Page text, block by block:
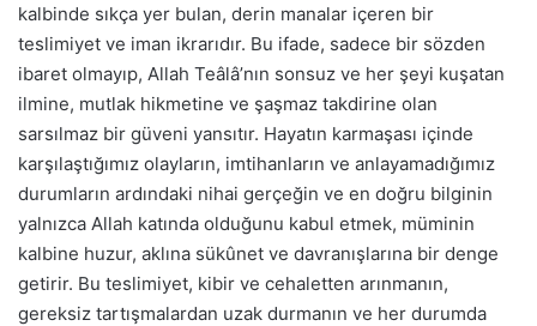
kalbinde sıkça yer bulan, derin manalar içeren bir
teslimiyet ve iman ikrarıdır. Bu ifade, sadece bir sözden
ibaret olmayıp, Allah Teâlâ’nın sonsuz ve her şeyi kuşatan
ilmine, mutlak hikmetine ve şaşmaz takdirine olan
sarsılmaz bir güveni yansıtır. Hayatın karmaşası içinde
karşılaştığımız olayların, imtihanların ve anlayamadığımız
durumların ardındaki nihai gerçeğin ve en doğru bilginin
yalnızca Allah katında olduğunu kabul etmek, müminin
kalbine huzur, aklına sükûnet ve davranışlarına bir denge
getirir. Bu teslimiyet, kibir ve cehaletten arınmanın,
gereksiz tartışmalardan uzak durmanın ve her durumda